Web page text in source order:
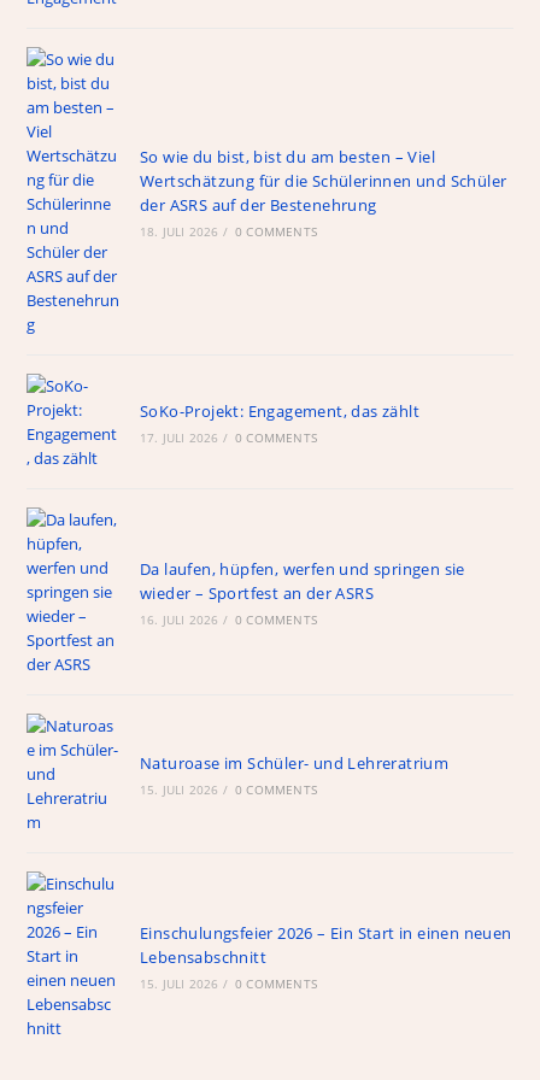
So wie du bist, bist du am besten – Viel
Wertschätzung für die Schülerinnen und Schüler
der ASRS auf der Bestenehrung
18. JULI 2026 / 0 COMMENTS
SoKo-Projekt: Engagement, das zählt
17. JULI 2026 / 0 COMMENTS
Da laufen, hüpfen, werfen und springen sie
wieder – Sportfest an der ASRS
16. JULI 2026 / 0 COMMENTS
Naturoase im Schüler- und Lehreratrium
15. JULI 2026 / 0 COMMENTS
Einschulungsfeier 2026 – Ein Start in einen neuen
Lebensabschnitt
15. JULI 2026 / 0 COMMENTS